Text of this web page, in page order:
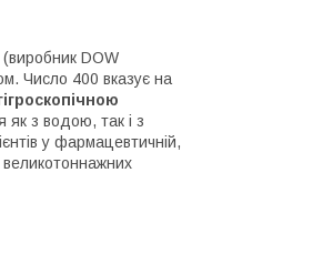
(виробник DOW
Число 400 вказує на
як з водою, так і з
у фармацевтичній,